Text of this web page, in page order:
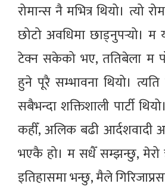
रोमान्स नै मभित्र थियो। त्यो
छोटो अवधिमा छाड्नुपर्‍यो। म
टेक्न सकेको भए, ततिबेला म
हुने पूरै सम्भावना थियो।
सबैभन्दा शक्तिशाली पार्टी
कहीँ, अलिक बढी आर्दशवादी
भएकै हो। म सधैँ सम्झन्छु, मेरो
इतिहासमा भन्छु, मैले